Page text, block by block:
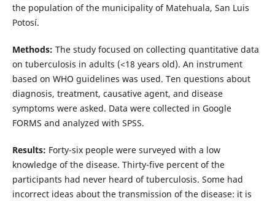
the population of the municipality of Matehuala, San Luis
Potosí.
Methods: The study focused on collecting quantitative data
on tuberculosis in adults (<18 years old). An instrument
based on WHO guidelines was used. Ten questions about
diagnosis, treatment, causative agent, and disease
symptoms were asked. Data were collected in Google
FORMS and analyzed with SPSS.
Results: Forty-six people were surveyed with a low
knowledge of the disease. Thirty-five percent of the
participants had never heard of tuberculosis. Some had
incorrect ideas about the transmission of the disease: it is